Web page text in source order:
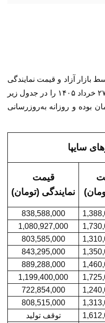
بازار آزاد و قیمت نمایندگی
خودرو‌های سایپا امروز چهارشنبه ۲۷ خرداد ۱۴۰۵ را در جدول زیر
بوده و روزانه به‌روز‌رسانی
سایپا
قیمت
نمایندگی (تومان)
838,588,000
1,080,927,000
803,585,000
843,295,000
889,288,000
1,199,400,000
722,854,000
808,515,000
توقف تولید